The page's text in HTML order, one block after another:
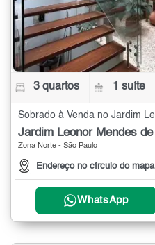
3 quartos 1 suíte
Zona Norte - São Paulo
Endereço no círculo do mapa
WhatsApp